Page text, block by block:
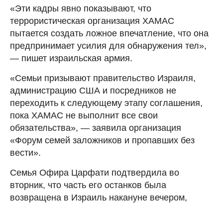
«Эти кадры явно показывают, что
террористическая организация ХАМАС
пытается создать ложное впечатление, что она
предпринимает усилия для обнаружения тел»,
— пишет израильская армия.
«Семьи призывают правительство Израиля,
администрацию США и посредников не
переходить к следующему этапу соглашения,
пока ХАМАС не выполнит все свои
обязательства», — заявила организация
«Форум семей заложников и пропавших без
вести».
Семья Офира Царфати подтвердила во
вторник, что часть его останков была
возвращена в Израиль накануне вечером,